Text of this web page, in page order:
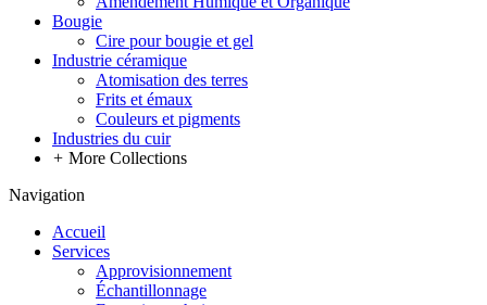
Bougie
Cire pour bougie et gel
Industrie céramique
Atomisation des terres
Frits et émaux
Couleurs et pigments
Industries du cuir
+ More Collections
Navigation
Accueil
Services
Approvisionnement
Échantillonnage